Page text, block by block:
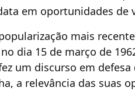
em oportunidades de
mais
dia 15 de março de
um discurso em
a relevância das suas